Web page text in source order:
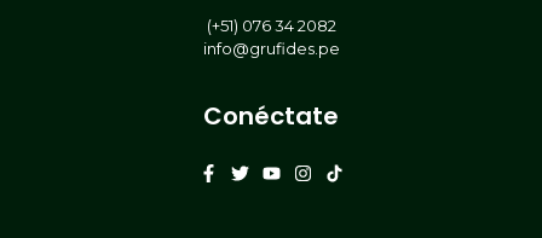
(+51) 076 34 2082
info@grufides.pe
Conéctate